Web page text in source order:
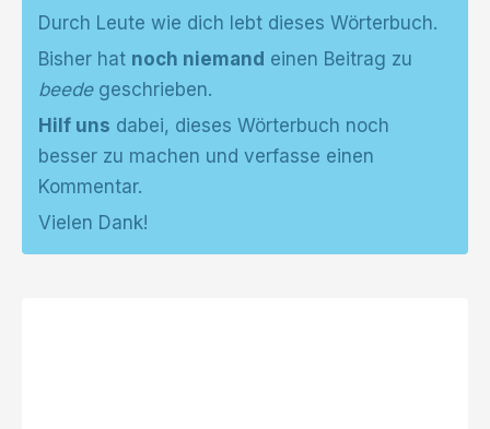
Durch Leute wie dich lebt dieses Wörterbuch.
Bisher hat noch niemand einen Beitrag zu
beedegeschrieben.
Hilf uns dabei, dieses Wörterbuch noch
besser zu machen und verfasse einen
Kommentar.
Vielen Dank!